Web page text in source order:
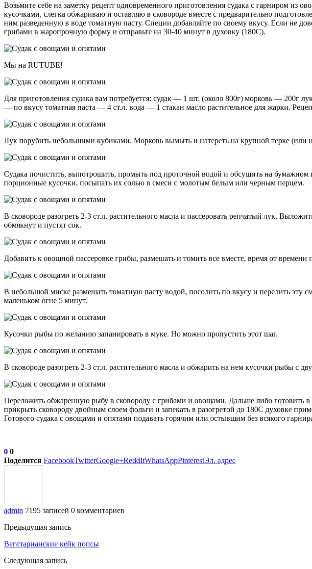
Возьмите себе на заметку рецепт одновременного приготовления судака с гарниром из
кусочками, слегка обжариваю и оставляю в сковороде вместе с предварительно
ним разведенную в воде томатную пасту. Специи добавляйте по своему вкусу. Если не
грибами в жаропрочную форму и отправьте на 30-40 минут в духовку (180С).
Мы на RUTUBE!
Для приготовления судака вам потребуется: судак — 1 шт. (около 800г) морковь —
— по вкусу томатная паста — 4 ст.л. вода — 1 стакан масло растительное для жарки.
Лук порубить небольшими кубиками. Морковь вымыть и натереть на крупной терке (или
Судака почистить, выпотрошить, промыть под проточной водой и обсушить на бумажном
порционные кусочки, посыпать их солью в смеси с молотым белым или черным перцем.
В сковороде разогреть 2-3 ст.л. растительного масла и пассеровать репчатый лук.
обмякнут и пустят сок.
Добавить к овощной пассеровке грибы, размешать и томить все вместе, время от
В небольшой миске размешать томатную пасту водой, посолить по вкусу и перелить
маленьком огне 5 минут.
Кусочки рыбы по желанию запанировать в муке. Но можно пропустить этот шаг.
В сковороде разогреть 2-3 ст.л. растительного масла и обжарить на нем кусочки рыбы с
Переложить обжаренную рыбу в сковороду с грибами и овощами. Дальше либо готовить
прикрыть сковороду двойным слоем фольги и запекать в разогретой до 180С духовке
Готового судака с овощами и опятами подавать горячим или остывшим без всякого
0 0
Поделится FacebookTwitterGoogle+ReddItWhatsAppPinterestЭл. адрес
admin 7195 записей 0 комментариев
Предыдущая запись
Вегетарианские кейк попсы
Следующая запись